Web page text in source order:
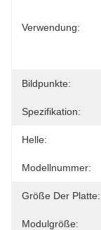
Verwendung:
Bildpunkte:
Spezifikation:
Helle:
Modellnummer:
Größe Der Platte:
Modulgröße: